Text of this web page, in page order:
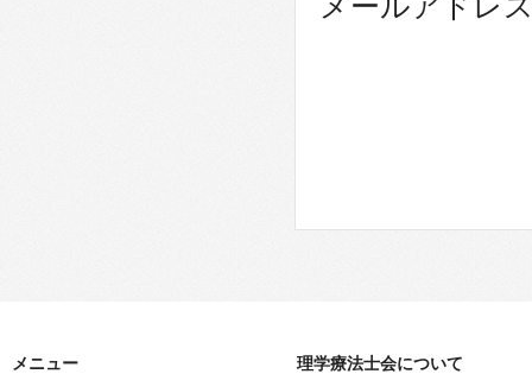
メニュー
理学療法士会について